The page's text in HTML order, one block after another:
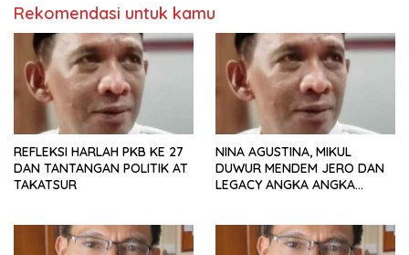
Rekomendasi untuk kamu
REFLEKSI HARLAH PKB KE 27
DAN TANTANGAN POLITIK AT
TAKATSUR
NINA AGUSTINA, MIKUL
DUWUR MENDEM JERO DAN
LEGACY ANGKA ANGKA